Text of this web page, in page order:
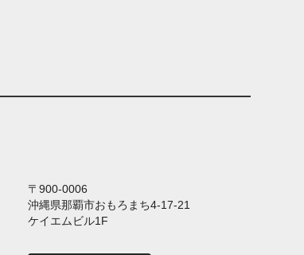
〒900-0006
沖縄県那覇市おもろまち4-17-21
ケイエムビル1F